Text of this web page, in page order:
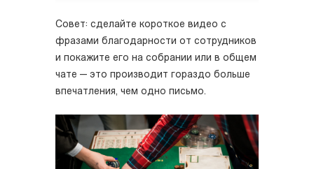
Совет: сделайте короткое видео с
фразами благодарности от сотрудников
и покажите его на собрании или в общем
чате — это производит гораздо больше
впечатления, чем одно письмо.